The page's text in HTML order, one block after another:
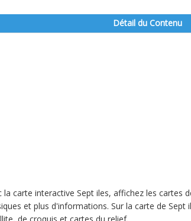
Détail du Contenu
la carte interactive Sept iles, affichez les
et plus d'informations. Sur la carte de